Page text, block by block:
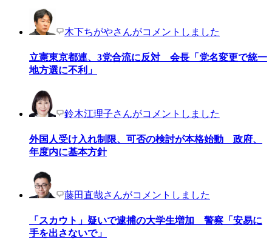
木下ちがやさんがコメントしました
立憲東京都連、3党合流に反対 会長「党名変更で統一
地方選に不利」
鈴木江理子さんがコメントしました
外国人受け入れ制限、可否の検討が本格始動 政府、
年度内に基本方針
藤田直哉さんがコメントしました
「スカウト」疑いで逮捕の大学生増加 警察「安易に
手を出さないで」